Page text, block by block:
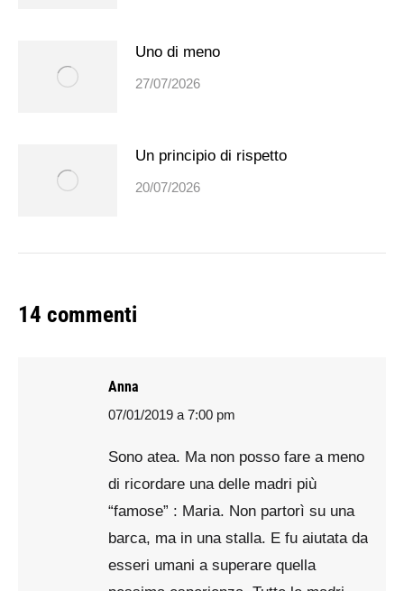
Uno di meno
27/07/2026
Un principio di rispetto
20/07/2026
14 commenti
Anna
says:
07/01/2019 a 7:00 pm
Sono atea. Ma non posso fare a meno
di ricordare una delle madri più
“famose” : Maria. Non partorì su una
barca, ma in una stalla. E fu aiutata da
esseri umani a superare quella